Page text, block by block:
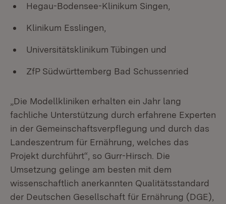
Hegau-Bodensee-Klinikum Singen,
Klinikum Esslingen,
Universitätsklinikum Tübingen und
ZfP Südwürttemberg Bad Schussenried
„Die Modellkliniken erhalten ein Jahr lang
fachliche Unterstützung durch erfahrene Experten
in der Gemeinschaftsverpflegung und durch das
Landeszentrum für Ernährung, welches das
Projekt durchführt“, so Gurr-Hirsch. Die
Umsetzung gelinge am besten mit dem
wissenschaftlich anerkannten Qualitätsstandard
der Deutschen Gesellschaft für Ernährung (DGE),